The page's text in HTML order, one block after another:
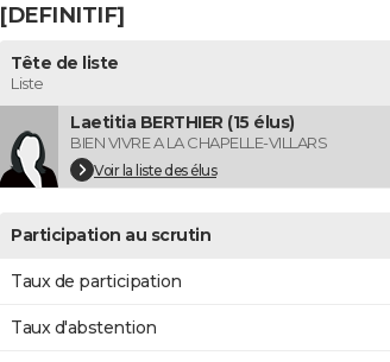
[DEFINITIF]
Tête de liste
Liste
Laetitia BERTHIER (15 élus)
BIEN VIVRE A LA CHAPELLE-VILLARS
Voir la liste des élus
Participation au scrutin
Taux de participation
Taux d'abstention